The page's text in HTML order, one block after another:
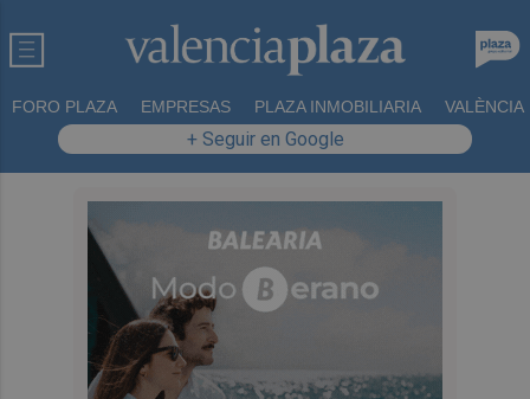
FORO PLAZA EMPRESAS PLAZA INMOBILIARIA VALÈNCIA
+ Seguir en Google